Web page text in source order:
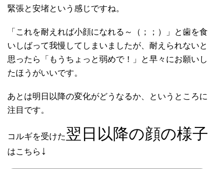
緊張と安堵という感じですね。
「これを耐えれば小顔になれる～（；；）」と歯を食
いしばって我慢してしまいましたが、耐えられないと
思ったら「もうちょっと弱めで！」と早々にお願いし
たほうがいいです。
あとは明日以降の変化がどうなるか、というところに
注目です。
コルギを受けた 翌日以降の顔の様子
はこちら ↓